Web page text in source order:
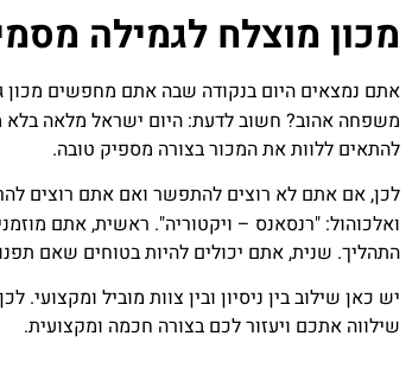
מכון מוצלח לגמילה
אתם נמצאים היום בנקודה שבה אתם מחפשים מכון
משפחה אהוב? חשוב לדעת: היום ישראל מלאה
להתאים ללוות את המכור בצורה מספיק טובה.
לכן, אם אתם לא רוצים להתפשר ואם אתם רוצים
ואלכוהול: "רנסאנס – ויקטוריה". ראשית, אתם
התהליך. שנית, אתם יכולים להיות בטוחים שאם
יש כאן שילוב בין ניסיון ובין צוות מוביל
שילווה אתכם ויעזור לכם בצורה חכמה ומקצועית.